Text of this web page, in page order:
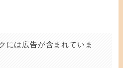
には広告が含まれていま